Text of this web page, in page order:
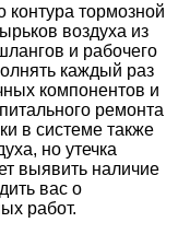
контура тормозной
воздуха из
и рабочего
каждый раз
компонентов и
ремонта
в системе также
но утечка
выявить наличие
вас о
работ.